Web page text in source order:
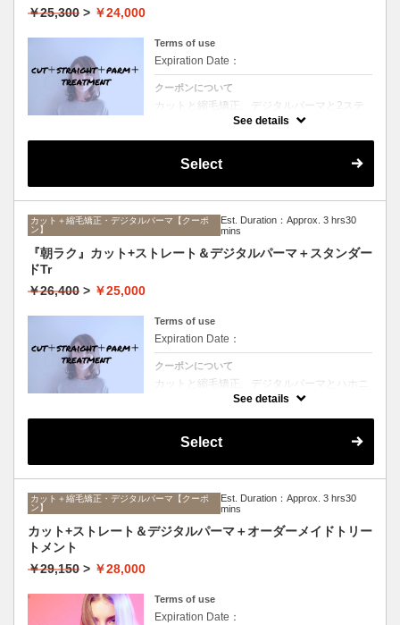
￥25,300 > ￥24,000
Terms of use
Expiration Date：
クーポンについて
カットと縮毛矯正、デジタルパーマと2ステ
ップTrのセットメニュー。ボリュームは抑え
グを楽にしたい方にオススメ☆ロング料金な
See details
Select
カット＋縮毛矯正・デジタルパーマ【クーポ
ン】
Est. Duration：Approx. 3 hrs30
mins
『朝ラク』カット+ストレート＆デジタルパーマ＋スタンダー
ドTr
￥26,400 > ￥25,000
Terms of use
Expiration Date：
クーポンについて
カットと縮毛矯正、デジタルパーマとハホニ
コTrのセットメニュー。ボリュームは抑えて
を楽にしたい方にオススメ☆ロング料金な
See details
Select
カット＋縮毛矯正・デジタルパーマ【クーポ
ン】
Est. Duration：Approx. 3 hrs30
mins
カット+ストレート＆デジタルパーマ＋オーダーメイドトリー
トメント
￥29,150 > ￥28,000
Terms of use
Expiration Date：